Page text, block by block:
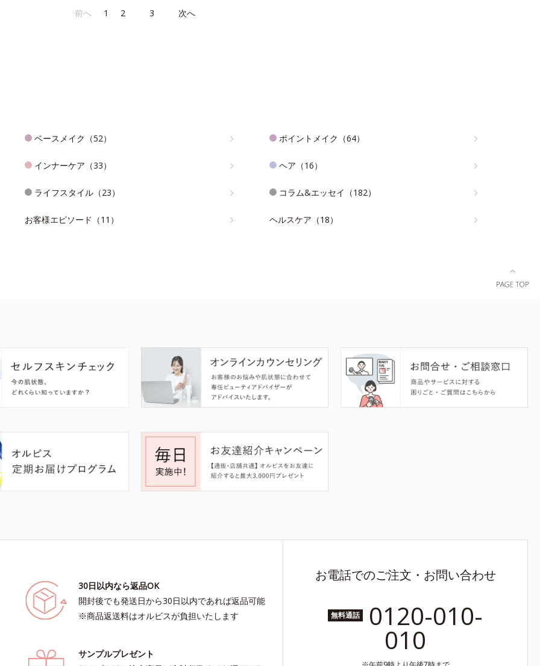
前へ 1 2 3 次へ
ベースメイク（52） ポイントメイク（64）
インナーケア（33） ヘア（16）
ライフスタイル（23） コラム&エッセイ（182）
お客様エピソード（11） ヘルスケア（18）
30日以内なら返品OK
開封後でも発送日から30日以内であれば返品可能
※商品返送料はオルビスが負担いたします
サンプルプレゼント
お電話でのご注文・お問い合わせ
無料通話 0120-010-
010